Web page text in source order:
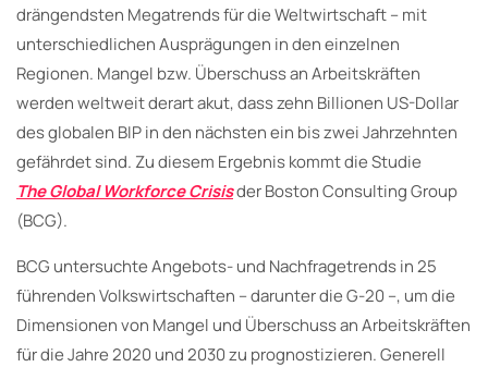
drängendsten Megatrends für die Weltwirtschaft – mit
unterschiedlichen Ausprägungen in den einzelnen
Regionen. Mangel bzw. Überschuss an Arbeitskräften
werden weltweit derart akut, dass zehn Billionen US-Dollar
des globalen BIP in den nächsten ein bis zwei Jahrzehnten
gefährdet sind. Zu diesem Ergebnis kommt die Studie
The Global Workforce Crisisder Boston Consulting Group
(BCG).
BCG untersuchte Angebots- und Nachfragetrends in 25
führenden Volkswirtschaften – darunter die G-20 –, um die
Dimensionen von Mangel und Überschuss an Arbeitskräften
für die Jahre 2020 und 2030 zu prognostizieren. Generell